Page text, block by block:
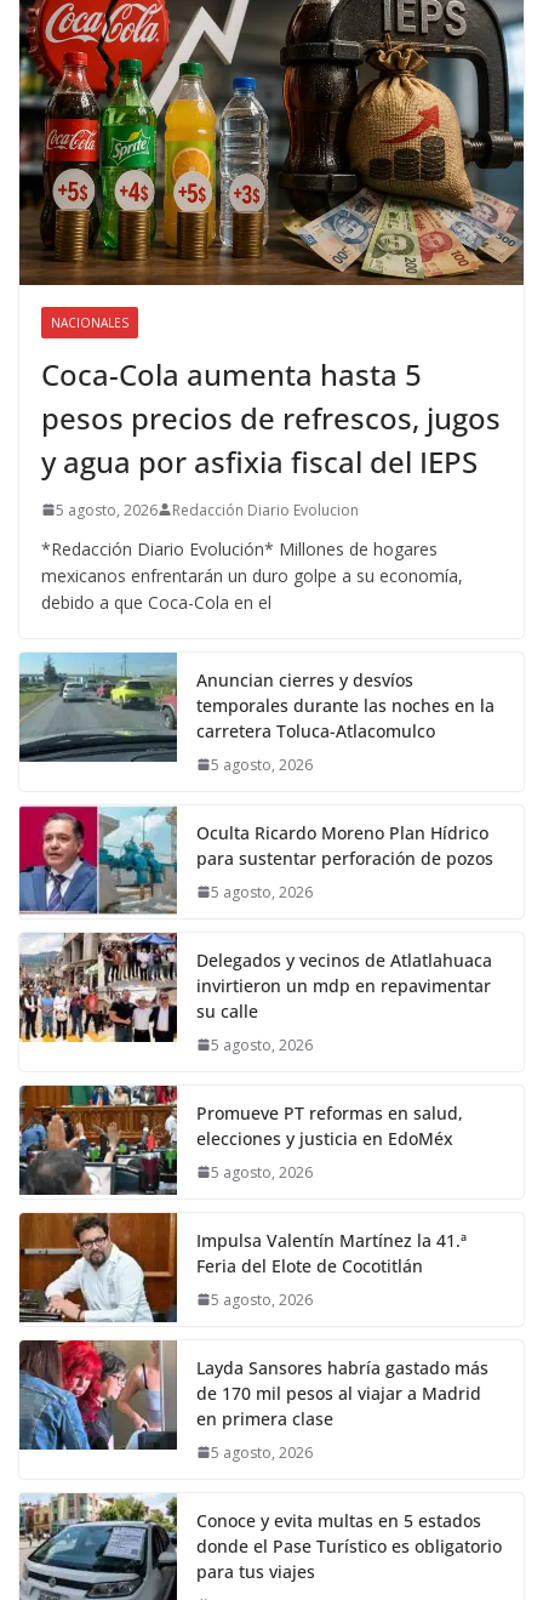
NACIONALES
Coca-Cola aumenta hasta 5
pesos precios de refrescos, jugos
y agua por asfixia fiscal del IEPS
5 agosto, 2026 Redacción Diario Evolucion
*Redacción Diario Evolución* Millones de hogares
mexicanos enfrentarán un duro golpe a su economía,
debido a que Coca-Cola en el
Anuncian cierres y desvíos
temporales durante las noches en la
carretera Toluca-Atlacomulco
5 agosto, 2026
Oculta Ricardo Moreno Plan Hídrico
para sustentar perforación de pozos
5 agosto, 2026
Delegados y vecinos de Atlatlahuaca
invirtieron un mdp en repavimentar
su calle
5 agosto, 2026
Promueve PT reformas en salud,
elecciones y justicia en EdoMéx
5 agosto, 2026
Impulsa Valentín Martínez la 41.ª
Feria del Elote de Cocotitlán
5 agosto, 2026
Layda Sansores habría gastado más
de 170 mil pesos al viajar a Madrid
en primera clase
5 agosto, 2026
Conoce y evita multas en 5 estados
donde el Pase Turístico es obligatorio
para tus viajes